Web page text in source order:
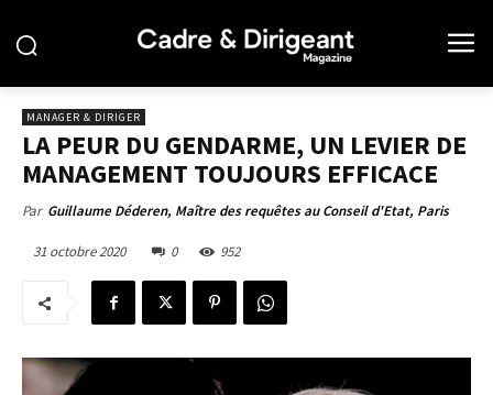
MANAGER & DIRIGER
LA PEUR DU GENDARME, UN LEVIER DE
MANAGEMENT TOUJOURS EFFICACE
Par Guillaume Déderen, Maître des requêtes au Conseil d'Etat, Paris
31 octobre 2020 0 952